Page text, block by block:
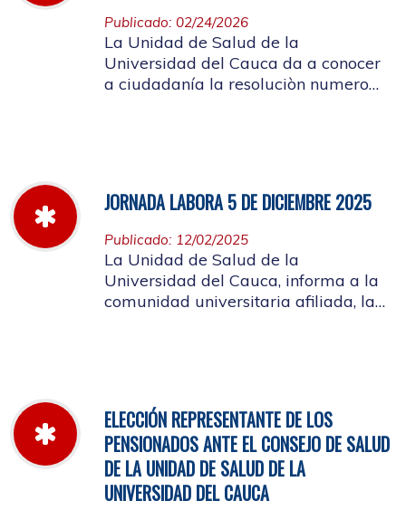
Publicado: 02/24/2026
La Unidad de Salud de la
Universidad del Cauca da a conocer
a ciudadanía la resoluciòn numero
JORNADA LABORA 5 DE DICIEMBRE 2025
Publicado: 12/02/2025
La Unidad de Salud de la
Universidad del Cauca, informa a la
comunidad universitaria afiliada, la
ELECCIÓN REPRESENTANTE DE LOS
PENSIONADOS ANTE EL CONSEJO DE SALUD
DE LA UNIDAD DE SALUD DE LA
UNIVERSIDAD DEL CAUCA